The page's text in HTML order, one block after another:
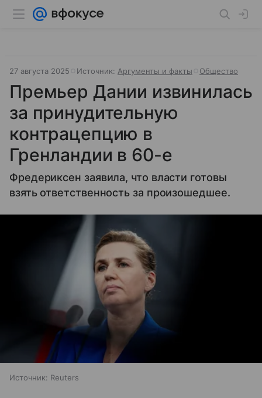
27 августа 2025 Источник: Аргументы и факты Общество
Премьер Дании извинилась
за принудительную
контрацепцию в
Гренландии в 60-е
Фредериксен заявила, что власти готовы
взять ответственность за произошедшее.
Источник: Reuters